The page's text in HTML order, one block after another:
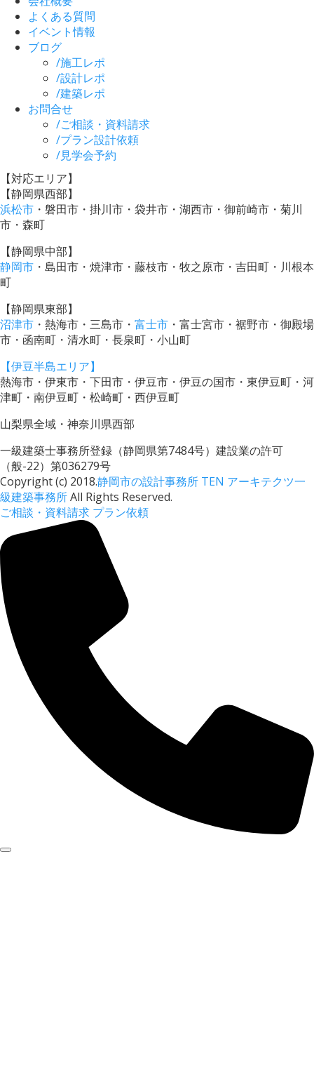
よくある質問
イベント情報
ブログ
/施工レポ
/設計レポ
/建築レポ
お問合せ
/ご相談・資料請求
/プラン設計依頼
/見学会予約
【対応エリア】
【静岡県西部】
浜松市 ・磐田市・掛川市・袋井市・湖西市・御前崎市・菊川
市・森町
【静岡県中部】
静岡市 ・島田市・焼津市・藤枝市・牧之原市・吉田町・川根本
町
【静岡県東部】
沼津市 ・熱海市・三島市・ 富士市 ・富士宮市・裾野市・御殿場
市・函南町・清水町・長泉町・小山町
【伊豆半島エリア】
熱海市・伊東市・下田市・伊豆市・伊豆の国市・東伊豆町・河
津町・南伊豆町・松崎町・西伊豆町
山梨県全域・神奈川県西部
一級建築士事務所登録（静岡県第7484号）建設業の許可
（般-22）第036279号
Copyright (c) 2018.静岡市の設計事務所 TEN アーキテクツ一
級建築事務所All Rights Reserved.
ご相談・資料請求 プラン依頼